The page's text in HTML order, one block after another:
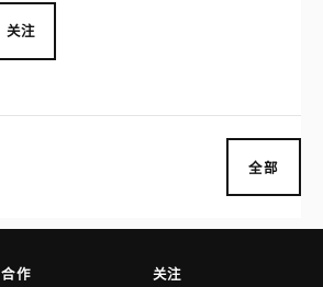
关注
全部
合作 关注